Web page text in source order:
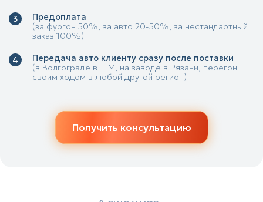
Предоплата
(за фургон 50%, за авто 20-50%, за нестандартный
заказ 100%)
Передача авто клиенту сразу после поставки
(в Волгограде в ТТМ, на заводе в Рязани, перегон
своим ходом в любой другой регион)
Получить консультацию